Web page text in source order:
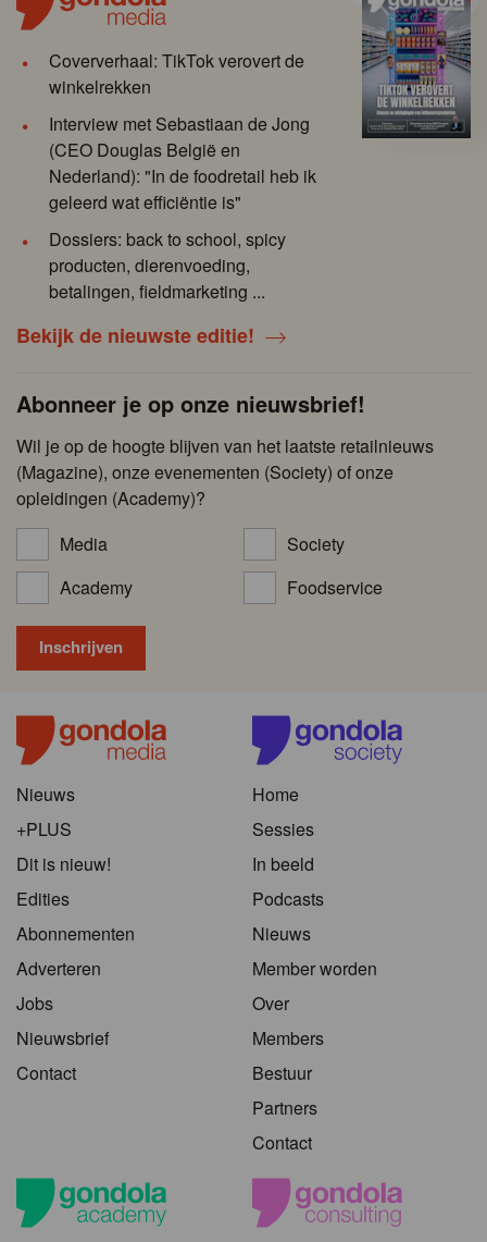
Coververhaal: TikTok verovert de
winkelrekken
Interview met Sebastiaan de Jong
(CEO Douglas België en
Nederland): "In de foodretail heb ik
geleerd wat efficiëntie is"
Dossiers: back to school, spicy
producten, dierenvoeding,
betalingen, fieldmarketing ...
Bekijk de nieuwste editie!
Abonneer je op onze nieuwsbrief!
Wil je op de hoogte blijven van het laatste retailnieuws
(Magazine), onze evenementen (Society) of onze
opleidingen (Academy)?
Media
Society
Academy
Foodservice
Nieuws
+PLUS
Dit is nieuw!
Edities
Abonnementen
Adverteren
Jobs
Nieuwsbrief
Contact
Home
Sessies
In beeld
Podcasts
Nieuws
Member worden
Over
Members
Bestuur
Partners
Contact